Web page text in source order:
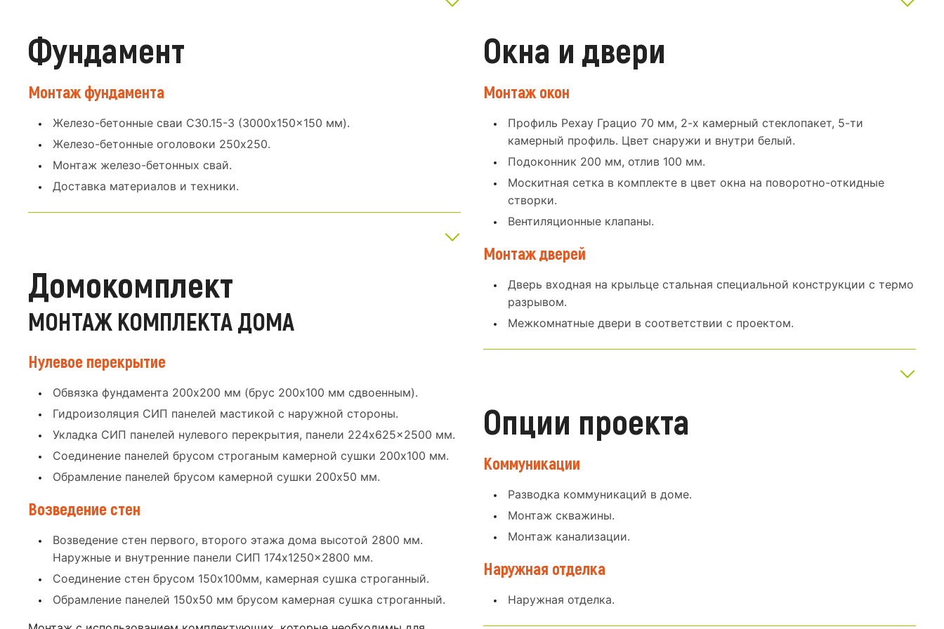
Фундамент
Монтаж фундамента
Железо-бетонные сваи С30.15-3 (3000x150x150 мм).
Железо-бетонные оголовоки 250x250.
Монтаж железо-бетонных свай.
Доставка материалов и техники.
Домокомплект
МОНТАЖ КОМПЛЕКТА ДОМА
Нулевое перекрытие
Обвязка фундамента 200x200 мм (брус 200x100 мм сдвоенным).
Гидроизоляция СИП панелей мастикой с наружной стороны.
Укладка СИП панелей нулевого перекрытия, панели 224x625x2500 мм.
Соединение панелей брусом строганым камерной сушки 200x100 мм.
Обрамление панелей брусом камерной сушки 200x50 мм.
Возведение стен
Возведение стен первого, второго этажа дома высотой 2800 мм.
Наружные и внутренние панели СИП 174x1250x2800 мм.
Соединение стен брусом 150x100мм, камерная сушка строганный.
Обрамление панелей 150x50 мм брусом камерная сушка строганный.
Окна и двери
Монтаж окон
Профиль Рехау Грацио 70 мм, 2-х камерный стеклопакет, 5-ти
камерный профиль. Цвет снаружи и внутри белый.
Подоконник 200 мм, отлив 100 мм.
Москитная сетка в комплекте в цвет окна на поворотно-откидные
створки.
Вентиляционные клапаны.
Монтаж дверей
Дверь входная на крыльце стальная специальной конструкции с термо
разрывом.
Межкомнатные двери в соответствии с проектом.
Опции проекта
Коммуникации
Разводка коммуникаций в доме.
Монтаж скважины.
Монтаж канализации.
Наружная отделка
Наружная отделка.